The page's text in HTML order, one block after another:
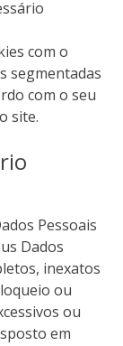
com o
segmentadas
com o seu
site.
Pessoais
Dados
inexatos
ou
ou
em